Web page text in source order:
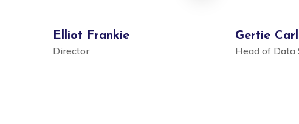
Elliot Frankie
Director
Gertie
Head of Data